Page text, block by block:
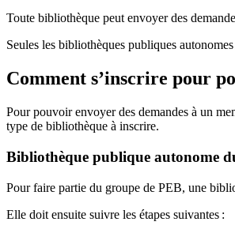
Toute bibliothèque peut envoyer des
Seules les bibliothèques publiques
Comment s’inscrire pour
Pour pouvoir envoyer des demandes à un
type de bibliothèque à inscrire.
Bibliothèque publique autonome
Pour faire partie du groupe de PEB, une
Elle doit ensuite suivre les étapes suivantes :